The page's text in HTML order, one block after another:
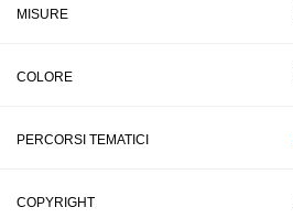
MISURE
COLORE
PERCORSI TEMATICI
COPYRIGHT